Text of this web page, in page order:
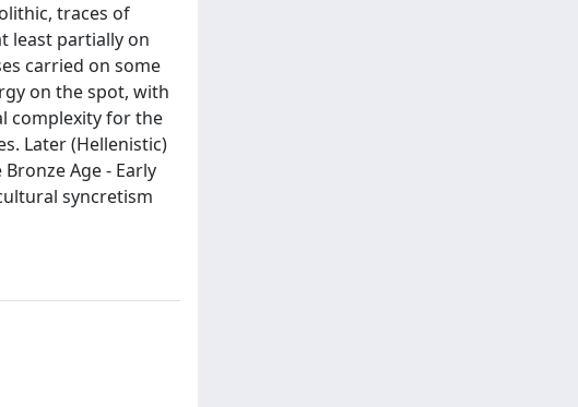
traces of
least partially on
carried on some
on the spot, with
complexity for the
Later (Hellenistic)
Age - Early
syncretism